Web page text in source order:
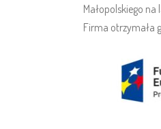
Małopolskiego
Firma otrzymała